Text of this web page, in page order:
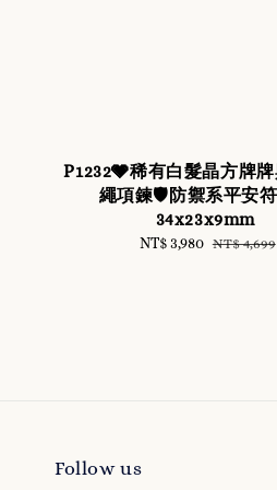
P1232🩶稀有白髮晶方牌
繩項鍊🛡️防禦系平安
34x23x9mm
Sale
NT$ 3,980 Regular
NT$ 4,699
Follow us